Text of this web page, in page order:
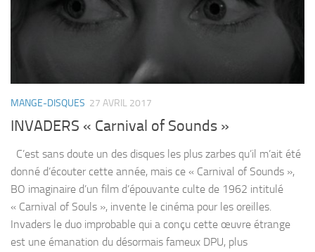
MANGE-DISQUES 27 AVRIL 2017
INVADERS « Carnival of Sounds »
C’est sans doute un des disques les plus zarbes qu’il m’ait été
donné d’écouter cette année, mais ce « Carnival of Sounds »,
BO imaginaire d’un film d’épouvante culte de 1962 intitulé
« Carnival of Souls », invente le cinéma pour les oreilles.
Invaders le duo improbable qui a conçu cette œuvre étrange
est une émanation du désormais fameux DPU, plus